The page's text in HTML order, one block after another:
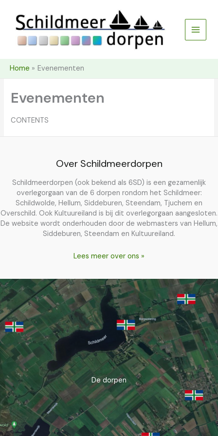
inhoud
Home Evenementen
Evenementen
CONTENTS
Over Schildmeerdorpen
Schildmeerdorpen (ook bekend als 6SD) is een gezamenlijk
overlegorgaan van de 6 dorpen rondom het Schildmeer:
Schildwolde, Hellum, Siddeburen, Steendam, Tjuchem en
Overschild. Ook Kultuureiland is bij dit overlegorgaan aangesloten.
De website wordt onderhouden door de webmasters van Hellum,
Siddeburen, Steendam en Kultuureiland.
Lees meer over ons »
De dorpen